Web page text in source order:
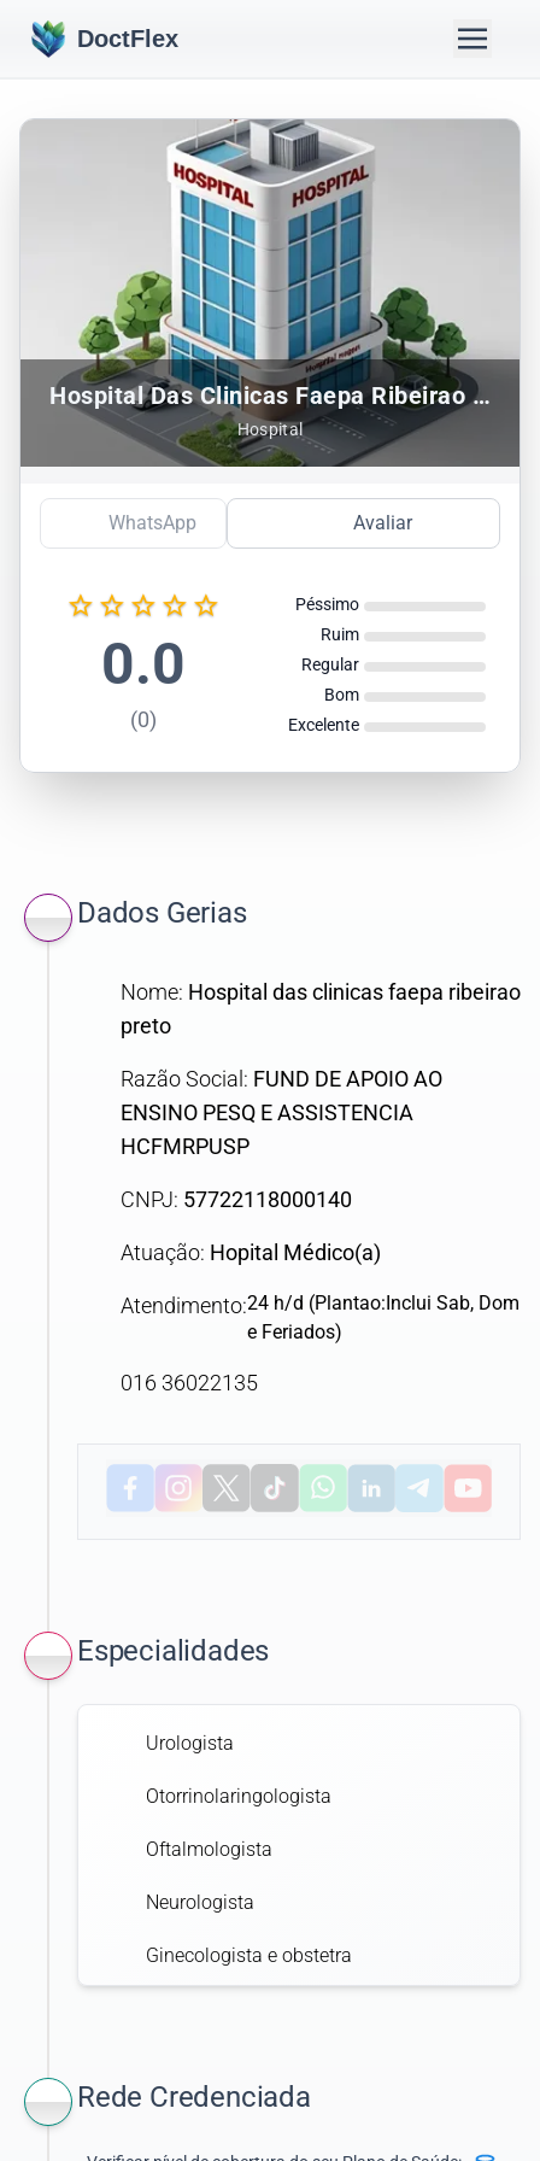
DoctFlex
Hospital Das Clinicas Faepa Ribeirao Preto
Hospital
WhatsApp Avaliar
star_border star_border star_border star_border star_border
0.0
(0)
Péssimo
Ruim
Regular
Bom
Excelente
Dados Gerias
Nome: Hospital das clinicas faepa ribeirao
preto
Razão Social: FUND DE APOIO AO
ENSINO PESQ E ASSISTENCIA
HCFMRPUSP
CNPJ: 57722118000140
Atuação: Hopital Médico(a)
Atendimento:24 h/d (Plantao:Inclui Sab, Dom
e Feriados)
016 36022135
Especialidades
Urologista
Otorrinolaringologista
Oftalmologista
Neurologista
Ginecologista e obstetra
Pediatra
Rede Credenciada